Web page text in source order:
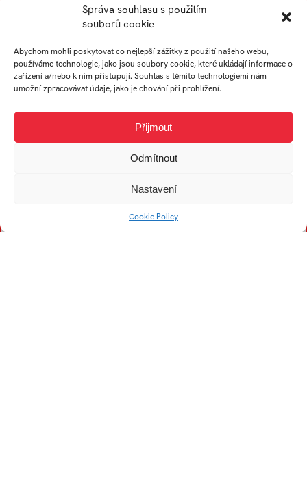
Správa souhlasu s použitím
souborů cookie
Abychom mohli poskytovat co nejlepší zážitky z použití našeho webu,
používáme technologie, jako jsou soubory cookie, které ukládají informace o
zařízení a/nebo k nim přistupují. Souhlas s těmito technologiemi nám
umožní zpracovávat údaje, jako je chování při prohlížení.
Přijmout
Odmítnout
Nastavení
Cookie Policy
Kobierská Hana
Navrátilová Nela
P S
Svrčinová Nela
V
Vyroubalová Kateřina